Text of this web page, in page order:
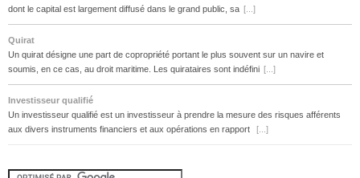
dont le capital est largement diffusé dans le grand public, sa [...]
Quirat
Un quirat désigne une part de copropriété portant le plus souvent sur un navire et
soumis, en ce cas, au droit maritime. Les quirataires sont indéfini [...]
Investisseur qualifié
Un investisseur qualifié est un investisseur à prendre la mesure des risques afférents
aux divers instruments financiers et aux opérations en rapport
[...]